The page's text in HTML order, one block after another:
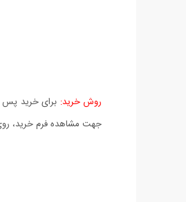
روش خرید: برای خرید پس
جهت مشاهده فرم خرید،